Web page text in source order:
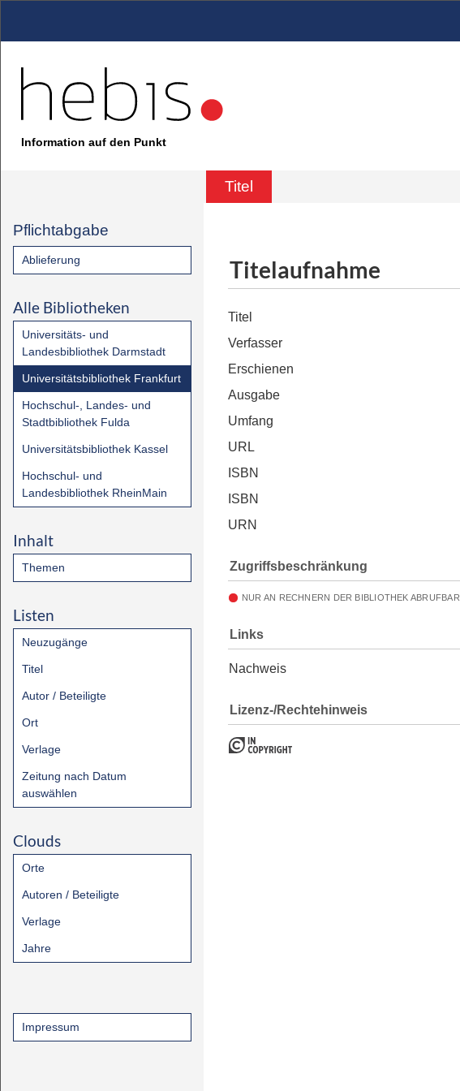
Information auf den Punkt
Titel
Pflichtabgabe
Ablieferung
Alle Bibliotheken
Universitäts- und
Landesbibliothek Darmstadt
Universitätsbibliothek Frankfurt
Hochschul-, Landes- und
Stadtbibliothek Fulda
Universitätsbibliothek Kassel
Hochschul- und
Landesbibliothek RheinMain
Inhalt
Themen
Listen
Neuzugänge
Titel
Autor / Beteiligte
Ort
Verlage
Zeitung nach Datum
auswählen
Clouds
Orte
Autoren / Beteiligte
Verlage
Jahre
Impressum
Titelaufnahme
Titel
Verfasser
Erschienen
Ausgabe
Umfang
URL
ISBN
ISBN
URN
Zugriffsbeschränkung
NUR AN RECHNERN DER BIBLIOTHEK ABRUFBAR
Links
Nachweis
Lizenz-/Rechtehinweis